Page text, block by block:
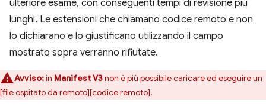
ulteriore esame, con conseguenti tempi di revisione più
lunghi. Le estensioni che chiamano codice remoto e non
lo dichiarano e lo giustificano utilizzando il campo
mostrato sopra verranno rifiutate.
Avviso:in Manifest V3non è più possibile caricare ed eseguire un
[file ospitato da remoto][codice remoto].